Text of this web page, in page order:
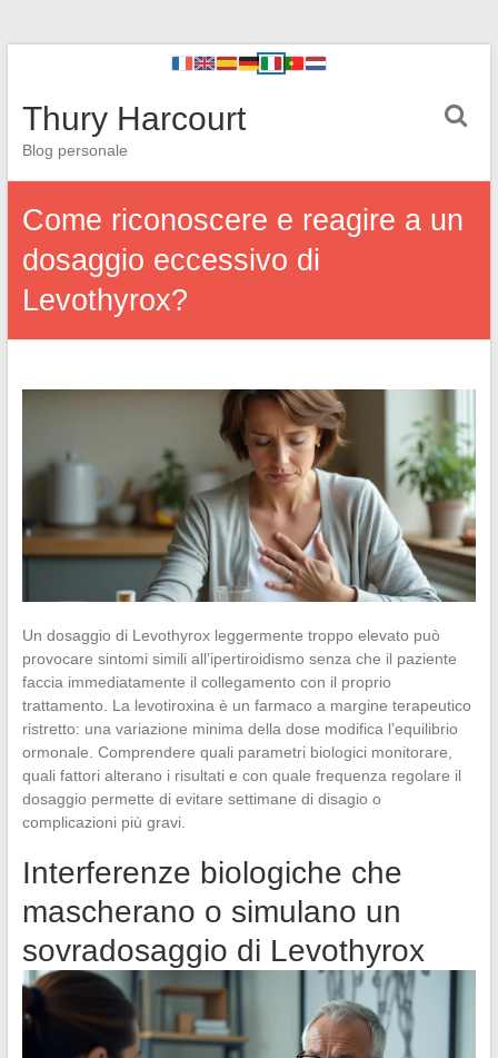
Thury Harcourt
Blog personale
Come riconoscere e reagire a un
dosaggio eccessivo di
Levothyrox?
Un dosaggio di Levothyrox leggermente troppo elevato può
provocare sintomi simili all’ipertiroidismo senza che il paziente
faccia immediatamente il collegamento con il proprio
trattamento. La levotiroxina è un farmaco a margine terapeutico
ristretto: una variazione minima della dose modifica l’equilibrio
ormonale. Comprendere quali parametri biologici monitorare,
quali fattori alterano i risultati e con quale frequenza regolare il
dosaggio permette di evitare settimane di disagio o
complicazioni più gravi.
Interferenze biologiche che
mascherano o simulano un
sovradosaggio di Levothyrox